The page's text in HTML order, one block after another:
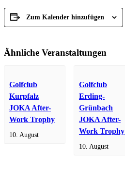
Zum Kalender hinzufügen
Ähnliche Veranstaltungen
Golfclub
Kurpfalz
JOKA After-
Work Trophy
10. August
Golfclub
Erding-
Grünbach
JOKA After-
Work Trophy
10. August